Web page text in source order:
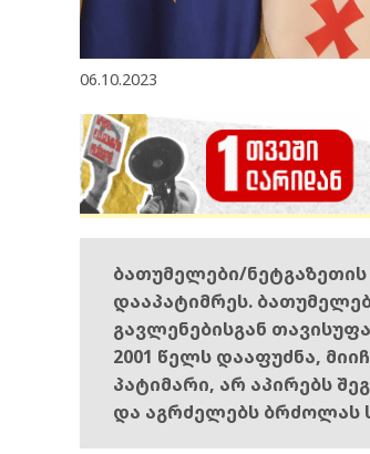
06.10.2023
ბათუმელები/
დააპატიმრეს.
გავლენებისგან
2001 წელს დააფუძნა,
პატიმარი, არ აპირებს
და აგრძელებს ბრძოლას